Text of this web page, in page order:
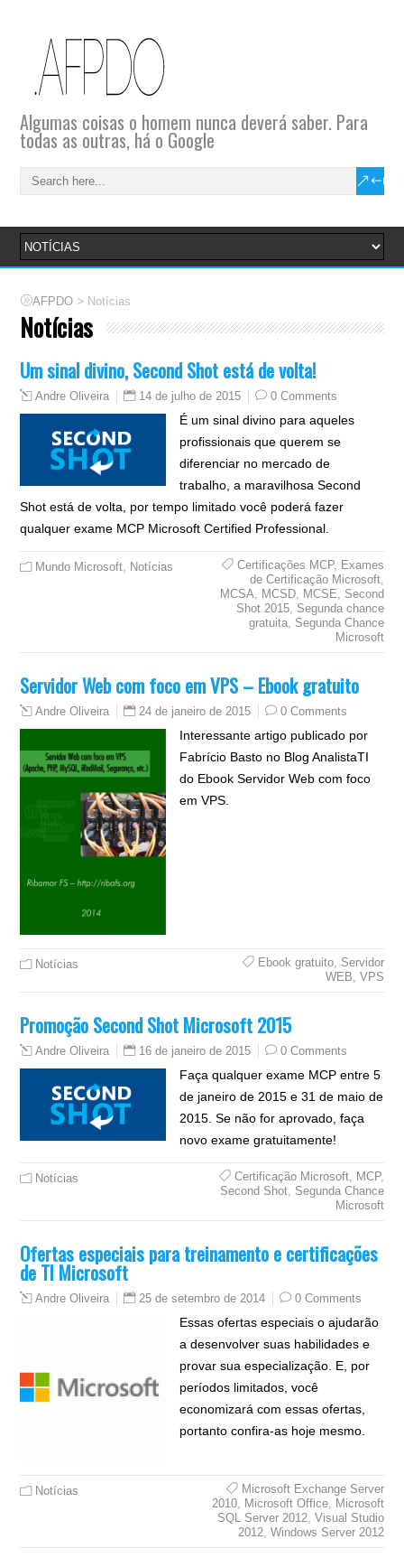
Algumas coisas o homem nunca deverá saber. Para
todas as outras, há o Google
AFPDO > Notícias
Notícias
Um sinal divino, Second Shot está de volta!
Andre Oliveira 14 de julho de 2015 0 Comments
É um sinal divino para aqueles
profissionais que querem se
diferenciar no mercado de
trabalho, a maravilhosa Second
Shot está de volta, por tempo limitado você poderá fazer
qualquer exame MCP Microsoft Certified Professional.
Mundo Microsoft, Notícias Certificações MCP, Exames
de Certificação Microsoft,
MCSA, MCSD, MCSE, Second
Shot 2015, Segunda chance
gratuita, Segunda Chance
Microsoft
Servidor Web com foco em VPS – Ebook gratuito
Andre Oliveira 24 de janeiro de 2015 0 Comments
Interessante artigo publicado por
Fabrício Basto no Blog AnalistaTI
do Ebook Servidor Web com foco
em VPS.
Notícias Ebook gratuito, Servidor
WEB, VPS
Promoção Second Shot Microsoft 2015
Andre Oliveira 16 de janeiro de 2015 0 Comments
Faça qualquer exame MCP entre 5
de janeiro de 2015 e 31 de maio de
2015. Se não for aprovado, faça
novo exame gratuitamente!
Notícias Certificação Microsoft, MCP,
Second Shot, Segunda Chance
Microsoft
Ofertas especiais para treinamento e certificações
de TI Microsoft
Andre Oliveira 25 de setembro de 2014 0 Comments
Essas ofertas especiais o ajudarão
a desenvolver suas habilidades e
provar sua especialização. E, por
períodos limitados, você
economizará com essas ofertas,
portanto confira-as hoje mesmo.
Notícias
Microsoft Exchange Server
2010, Microsoft Office, Microsoft
SQL Server 2012, Visual Studio
2012, Windows Server 2012